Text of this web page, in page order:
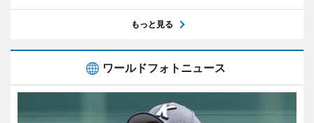
もっと見る
ワールドフォトニュース